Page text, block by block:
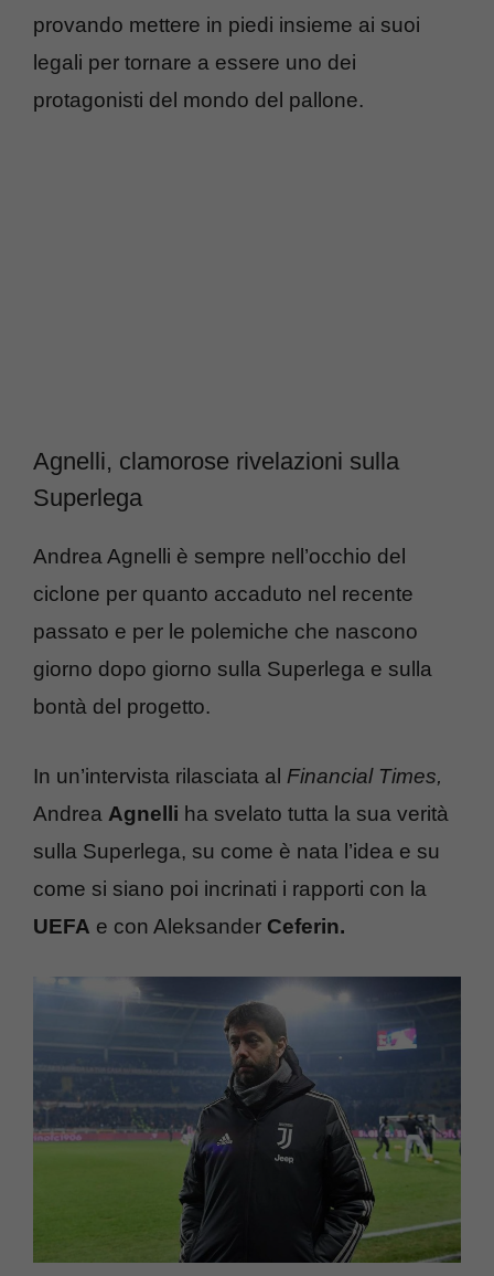
provando mettere in piedi insieme ai suoi
legali per tornare a essere uno dei
protagonisti del mondo del pallone.
Agnelli, clamorose rivelazioni sulla
Superlega
Andrea Agnelli è sempre nell’occhio del
ciclone per quanto accaduto nel recente
passato e per le polemiche che nascono
giorno dopo giorno sulla Superlega e sulla
bontà del progetto.
In un’intervista rilasciata al Financial Times,
Andrea Agnelli ha svelato tutta la sua verità
sulla Superlega, su come è nata l’idea e su
come si siano poi incrinati i rapporti con la
UEFA e con Aleksander Ceferin.